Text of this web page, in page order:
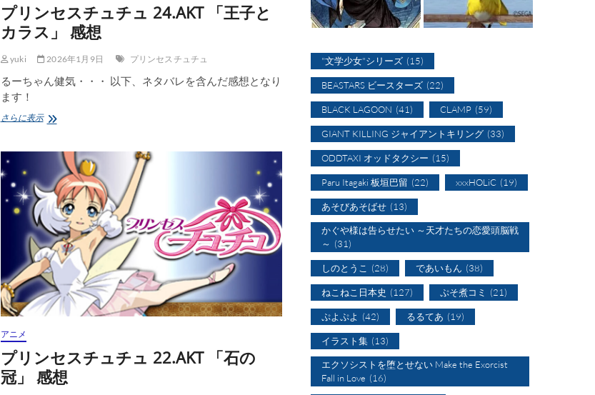
プリンセスチュチュ 24.AKT 「王子と
カラス」 感想
yuki 2026年1月9日 プリンセスチュチュ
るーちゃん健気・・・ 以下、ネタバレを含んだ感想となり
ます！
さらに表示プ
セ
ュ
チ
ュ
24.AKT
「王
子
と
カ
ラ
ス」
アニメ
プリンセスチュチュ 22.AKT 「石の
冠」 感想
"文学少女"シリーズ (15)
BEASTARS ビースターズ (22)
BLACK LAGOON (41) CLAMP (59)
GIANT KILLING ジャイアントキリング (33)
ODDTAXI オッドタクシー (15)
Paru Itagaki 板垣巴留 (22) xxxHOLiC (19)
あそびあそばせ (13)
かぐや様は告らせたい ～天才たちの恋愛頭脳戦
～ (31)
しのとうこ (28) であいもん (38)
ねこねこ日本史 (127) ぷそ煮コミ (21)
ぷよぷよ (42) るるてあ (19)
イラスト集 (13)
エクソシストを堕とせない Make the Exorcist
Fall in Love (16)